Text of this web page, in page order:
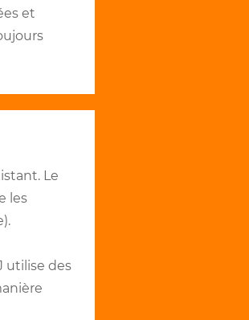
et
Le
les
utilise des